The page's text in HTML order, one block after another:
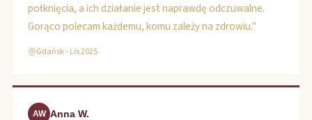
połknięcia, a ich działanie jest naprawdę odczuwalne.
Gorąco polecam każdemu, komu zależy na zdrowiu."
Gdańsk - Lis 2025
AW Anna W.